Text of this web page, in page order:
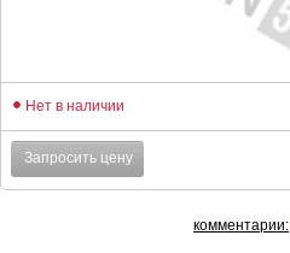
Нет в наличии
Запросить цену
комментарии: